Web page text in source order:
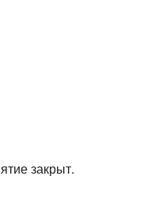
закрыт.